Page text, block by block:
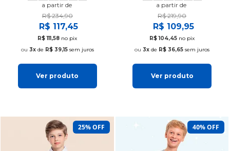
a partir de
R$ 234,90
R$ 117,45
R$ 111,58 no pix
3xde R$ 39,15sem juros
Ver produto
a partir de
R$ 219,90
R$ 109,95
R$ 104,45 no pix
3x de R$ 36,65 sem juros
Ver produto
25% OFF 40% OFF